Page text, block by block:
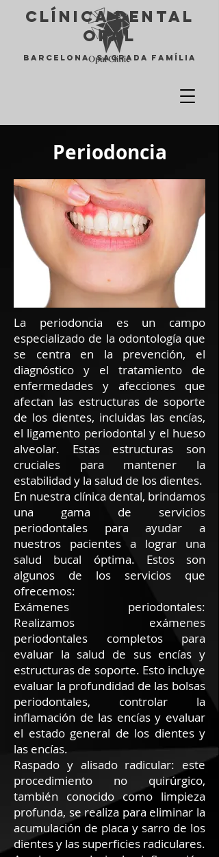
Clínica Dental
opal
Barcelona Sagrada Família
Periodoncia
La periodoncia es un campo
especializado de la odontología que
se centra en la prevención, el
diagnóstico y el tratamiento de
enfermedades y afecciones que
afectan las estructuras de soporte
de los dientes, incluidas las encías,
el ligamento periodontal y el hueso
alveolar. Estas estructuras son
cruciales para mantener la
estabilidad y la salud de los dientes.
En nuestra clínica dental, brindamos
una gama de servicios
periodontales para ayudar a
nuestros pacientes a lograr una
salud bucal óptima. Estos son
algunos de los servicios que
ofrecemos:
Exámenes periodontales:
Realizamos exámenes
periodontales completos para
evaluar la salud de sus encías y
estructuras de soporte. Esto incluye
evaluar la profundidad de las bolsas
periodontales, controlar la
inflamación de las encías y evaluar
el estado general de los dientes y
las encías.
Raspado y alisado radicular: este
procedimiento no quirúrgico,
también conocido como limpieza
profunda, se realiza para eliminar la
acumulación de placa y sarro de los
dientes y las superficies radiculares.